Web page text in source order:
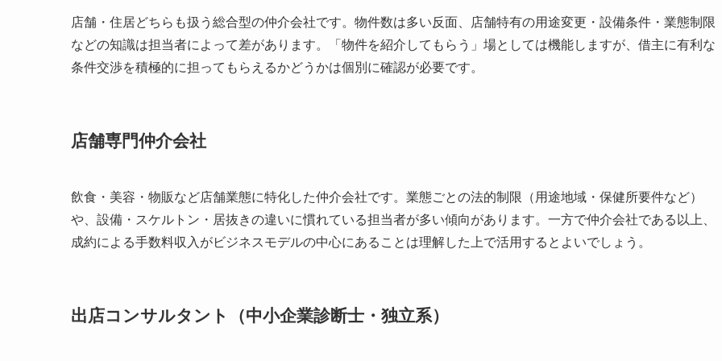
店舗・住居どちらも扱う総合型の仲介会社です。物件数は多い反面、店舗特有の用途変更・設備条件・業態制限
などの知識は担当者によって差があります。「物件を紹介してもらう」場としては機能しますが、借主に有利な
条件交渉を積極的に担ってもらえるかどうかは個別に確認が必要です。
店舗専門仲介会社
飲食・美容・物販など店舗業態に特化した仲介会社です。業態ごとの法的制限（用途地域・保健所要件など）
や、設備・スケルトン・居抜きの違いに慣れている担当者が多い傾向があります。一方で仲介会社である以上、
成約による手数料収入がビジネスモデルの中心にあることは理解した上で活用するとよいでしょう。
出店コンサルタント（中小企業診断士・独立系）